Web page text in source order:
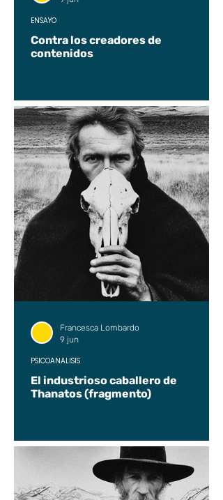
Contra los creadores de
contenidos
ENSAYO
El industrioso caballero de
Thanatos (fragmento)
PSICOANÁLISIS
Francesca Lombardo
9 jun